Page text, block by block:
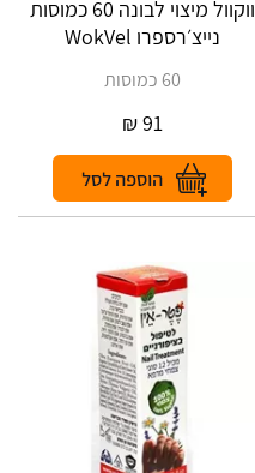
ווקוול מיצוי לבונה 60 כמוסות
נייצ׳רספרו WokVel
60 כמוסות
91
₪